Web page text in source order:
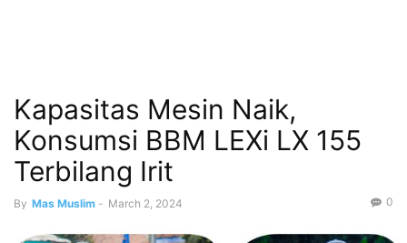
Kapasitas Mesin Naik,
Konsumsi BBM LEXi LX 155
Terbilang Irit
By Mas Muslim - March 2, 2024 0